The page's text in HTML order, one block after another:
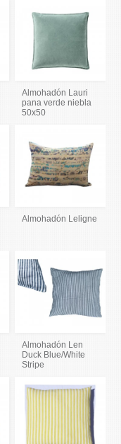
Almohadón Lauri
pana verde niebla
50x50
Almohadón Leligne
Almohadón Len
Duck Blue/White
Stripe